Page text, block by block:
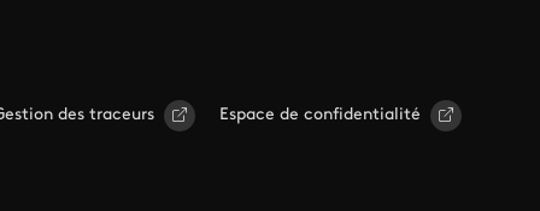
des traceurs Espace de confidentialité